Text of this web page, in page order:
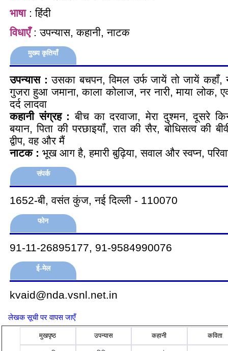
भाषा: हिंदी
विधाएँ: उपन्यास, कहानी, नाटक
मुख्य कृतियाँ
उपन्यास : उसका बचपन, विमल उर्फ जायें तो जायें कहाँ,
गुजरा हुआ जमाना, काला कोलाज, नर नारी, माया लोक,
दर्द लादवा
कहानी संग्रह : बीच का दरवाजा, मेरा दुश्मन, दूसरे
बयान, पिता की परछाइयॉं, रात की सैर, बोधिसत्व की
द्वीप, वह और मैं
नाटक : भूख आग है, हमारी बुढ़िया, सवाल और स्वप्न,
संपर्क
1652-बी, वसंत कुंज, नई दिल्ली - 110070
फोन
91-11-26895177, 91-9584990076
ई-मेल
kvaid@nda.vsnl.net.in
लेखक सूची पर वापस जाएँ
मुखपृष्ठ उपन्यास कहानी कविता